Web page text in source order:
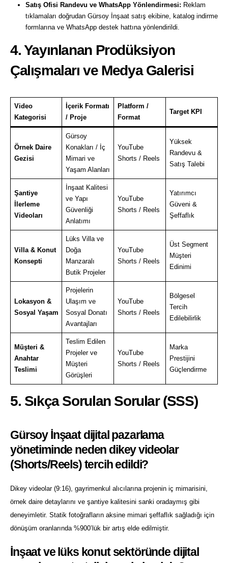
Satış Ofisi Randevu ve WhatsApp Yönlendirmesi: Reklam
tıklamaları doğrudan Gürsoy İnşaat satış ekibine, katalog indirme
formlarına ve WhatsApp destek hattına yönlendirildi.
4. Yayınlanan Prodüksiyon
Çalışmaları ve Medya Galerisi
Video
Kategorisi
İçerik Formatı
/ Proje
Platform /
Format
Target KPI
Örnek Daire
Gezisi
Gürsoy
Konakları / İç
Mimari ve
Yaşam Alanları
YouTube
Shorts / Reels
Yüksek
Randevu &
Satış Talebi
Şantiye
İlerleme
Videoları
İnşaat Kalitesi
ve Yapı
Güvenliği
Anlatımı
YouTube
Shorts / Reels
Yatırımcı
Güveni &
Şeffaflık
Villa & Konut
Konsepti
Lüks Villa ve
Doğa
Manzaralı
Butik Projeler
YouTube
Shorts / Reels
Üst Segment
Müşteri
Edinimi
Lokasyon &
Sosyal Yaşam
Projelerin
Ulaşım ve
Sosyal Donatı
Avantajları
YouTube
Shorts / Reels
Bölgesel
Tercih
Edilebilirlik
Müşteri &
Anahtar
Teslimi
Teslim Edilen
Projeler ve
Müşteri
Görüşleri
YouTube
Shorts / Reels
Marka
Prestijini
Güçlendirme
5. Sıkça Sorulan Sorular (SSS)
Gürsoy İnşaat dijital pazarlama
yönetiminde neden dikey videolar
(Shorts/Reels) tercih edildi?
Dikey videolar (9:16), gayrimenkul alıcılarına projenin iç mimarisini,
örnek daire detaylarını ve şantiye kalitesini sanki oradaymış gibi
deneyimletir. Statik fotoğrafların aksine mimari şeffaflık sağladığı için
dönüşüm oranlarında %900’lük bir artış elde edilmiştir.
İnşaat ve lüks konut sektöründe dijital